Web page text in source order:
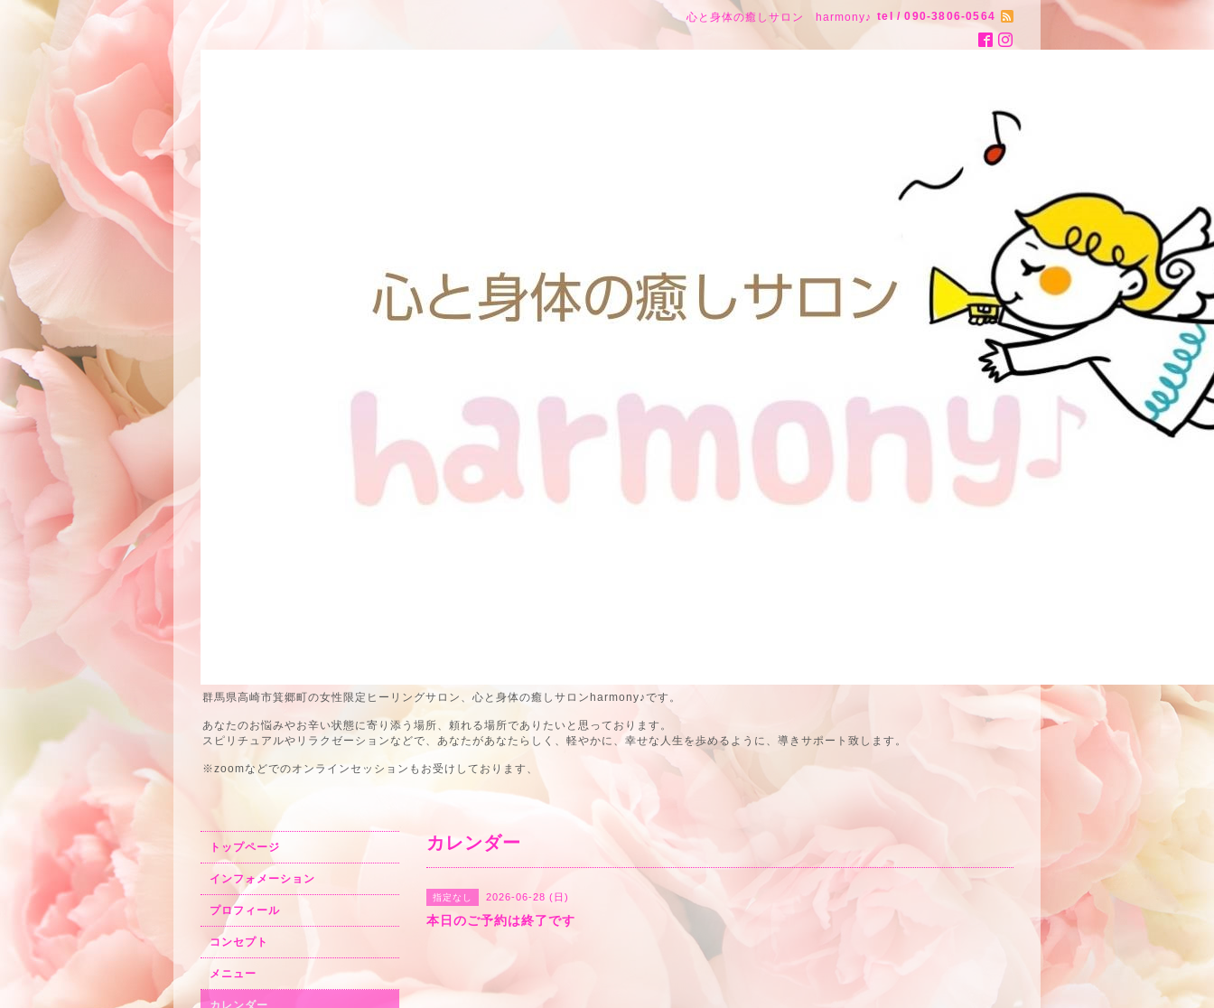
心と身体の癒しサロン harmony♪ tel / 090-3806-0564
群馬県高崎市箕郷町の女性限定ヒーリングサロン、心と身体の癒しサロンharmony♪です。
あなたのお悩みやお辛い状態に寄り添う場所、頼れる場所でありたいと思っております。
スピリチュアルやリラクゼーションなどで、あなたがあなたらしく、軽やかに、幸せな人生を歩めるように、導きサポート致します。
※zoomなどでのオンラインセッションもお受けしております、
カレンダー
指定なし 2026-06-28 (日)
本日のご予約は終了です
トップページ
インフォメーション
プロフィール
コンセプト
メニュー
カレンダー